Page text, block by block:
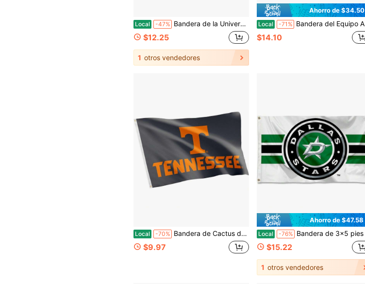
Local -47% Bandera de la Universidad Estatal Stephen F. Austin SFASU con diseño de cactus del desierto - Bandera de los Leñadores de 3 x 5 pies, de tela duradera para interiores y exteriores, diseño 100% poliéster (Estilo A)
$12.25
1 otros vendedores
Ahorro de $34.50
Local -71% Bandera del Equipo Americas
$14.10
Local -70% Bandera de Cactus del Desierto Universidad de Tennessee UT 3x5 Pies (Q) Oficialmente Licenciada UT Tennessee Volunteers 3 X 5 Pies Bandera con Logo del Equipo, Mercancía del Equipo, Unilateral, Bandera para Interiores y Exteriores.
$9.97
Ahorro de $47.58
Local -76% Bandera de 3x5 pies con el logo de los Stars en blanco
$15.22
1 otros vendedores